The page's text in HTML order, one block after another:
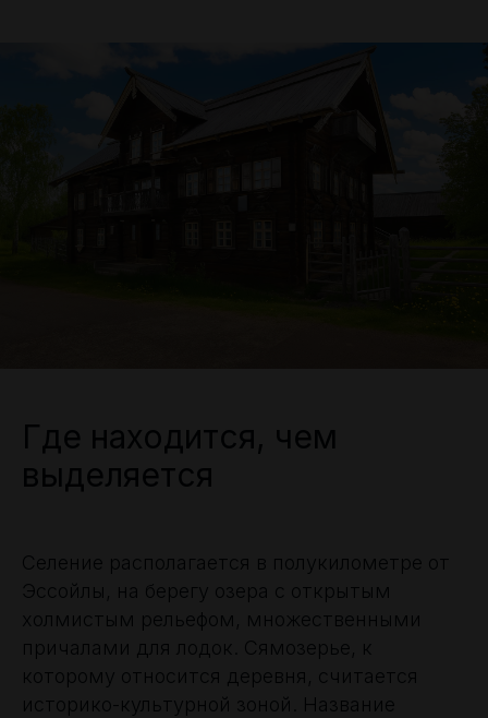
Где находится, чем
выделяется
Селение располагается в полукилометре от
Эссойлы, на берегу озера с открытым
холмистым рельефом, множественными
причалами для лодок. Сямозерье, к
которому относится деревня, считается
историко-культурной зоной. Название